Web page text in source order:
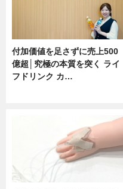
付加価値を足さずに売上500
億超│究極の本質を突く ライ
フドリンク カ…